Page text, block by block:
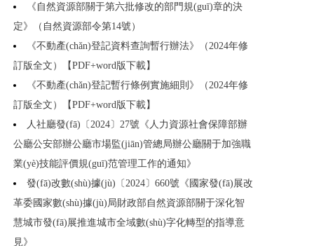
《自然資源部關于第六批修改的部門規(guī)章的決
定》（自然資源部令第14號）
《不動產(chǎn)登記資料查詢暫行辦法》（2024年修
訂版全文）【PDF+word版下載】
《不動產(chǎn)登記暫行條例實施細則》（2024年修
訂版全文）【PDF+word版下載】
人社廳發(fā)〔2024〕27號《人力資源社會保障部辦
公廳公安部辦公廳市場監(jiān)管總局辦公廳關于加強職
業(yè)技能評價規(guī)范管理工作的通知》
發(fā)改數(shù)據(jù)〔2024〕660號《國家發(fā)展改
革委國家數(shù)據(jù)局財政部自然資源部關于深化智
慧城市發(fā)展推進城市全域數(shù)字化轉型的指導意
見》